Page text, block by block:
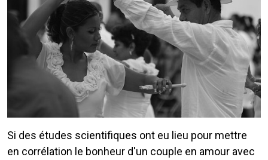
Si des études scientifiques ont eu lieu pour mettre
en corrélation le bonheur d'un couple en amour avec